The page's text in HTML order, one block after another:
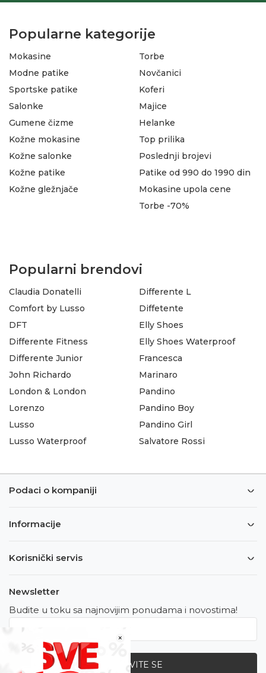
×
Popularne kategorije
Mokasine
Modne patike
Sportske patike
Salonke
Gumene čizme
Torbe
Novčanici
Koferi
Majice
Helanke
Kožne mokasine
Kožne salonke
Kožne patike
Kožne gležnjače
Top prilika
Poslednji brojevi
Patike od 990 do 1990 din
Mokasine upola cene
Torbe -70%
Popularni brendovi
Claudia Donatelli
Comfort by Lusso
DFT
Differente Fitness
Differente Junior
Differente L
Diffetente
Elly Shoes
Elly Shoes Waterproof
Francesca
John Richardo
London & London
Lorenzo
Lusso
Lusso Waterproof
Marinaro
Pandino
Pandino Boy
Pandino Girl
Salvatore Rossi
Podaci o kompaniji
Informacije
Korisnički servis
Newsletter
Budite u toku sa najnovijim ponudama i novostima!
PRIJAVITE SE